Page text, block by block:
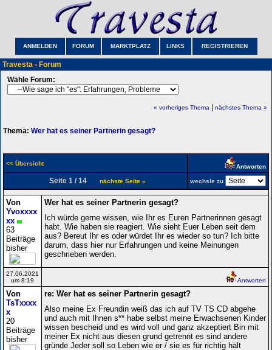
ANMELDEN FORUM MARKTPLATZ LINKS REGISTRIEREN
Travesta - Forum
Wähle Forum:
« vorheriges Thema nächstes Thema »
Thema: Wer hat es seiner Partnerin gesagt?
<< Übersicht Antworten
Seite 1 / 14 nächste Seite » wechsle zu
Von
Yvoxxxx
xx
63
Beiträge
bisher
Wer hat es seiner Partnerin gesagt?
Ich würde gerne wissen, wie Ihr es Euren Partnerinnen gesagt
habt. Wie haben sie reagiert. Wie sieht Euer Leben seit dem
aus? Bereut Ihr es oder würdet Ihr es wieder so tun? Ich bitte
darum, dass hier nur Erfahrungen und keine Meinungen
geschrieben werden.
27.06.2021
um 8:19
Antworten
Von
TsTxxxx
x
20
Beiträge
bisher
re: Wer hat es seiner Partnerin gesagt?
Also meine Ex Freundin weiß das ich auf TV TS CD abgehe
und auch mit Ihnen s** habe selbst meine Erwachsenen Kinder
wissen bescheid und es wird voll und ganz akzeptiert Bin mit
meiner Ex nicht aus diesen grund getrennt es sind andere
gründe Jeder soll so Leben wie er / sie es für richtig hält